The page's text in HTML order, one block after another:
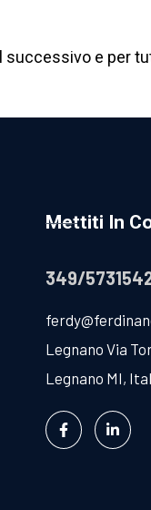
successivo e per
Mettiti In
349/
Legnano Via
Legnano MI,